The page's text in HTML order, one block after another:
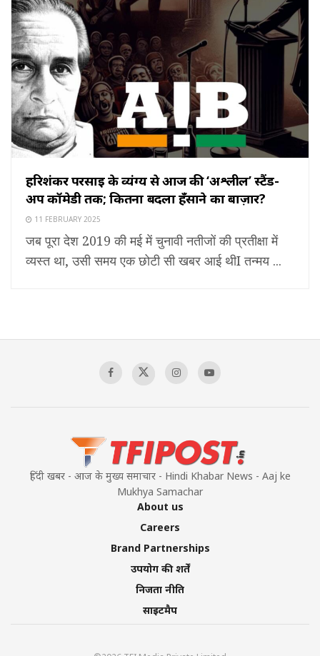
हरिशंकर परसाई के व्यंग्य से आज की ‘अश्लील’ स्टैंड-
अप कॉमेडी तक; कितना बदला हँसाने का बाज़ार?
11 FEBRUARY 2025
जब पूरा देश 2019 की मई में चुनावी नतीजों की प्रतीक्षा में
व्यस्त था, उसी समय एक छोटी सी खबर आई थीI तन्मय ...
हिंदी खबर - आज के मुख्य समाचार - Hindi Khabar News - Aaj ke
Mukhya Samachar
About us
Careers
Brand Partnerships
उपयोग की शर्तें
निजता नीति
साइटमैप